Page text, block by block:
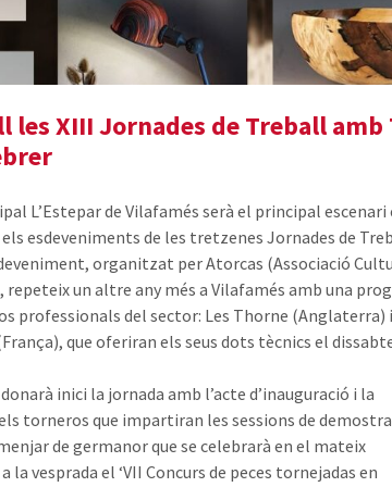
les XIII Jornades de Treball amb
L’Estepar de Vilafamés serà el principal escenari
esdeveniments de les tretzenes Jornades de
organitzat per Atorcas (Associació
repeteix un altre any més a Vilafamés amb una
professionals del sector: Les Thorne (Anglaterra) i
que oferiran els seus dots tècnics el
inici la jornada amb l’acte d’inauguració i la
torneros que impartiran les sessions de
de germanor que se celebrarà en el mateix
vesprada el ‘VII Concurs de peces tornejadas en